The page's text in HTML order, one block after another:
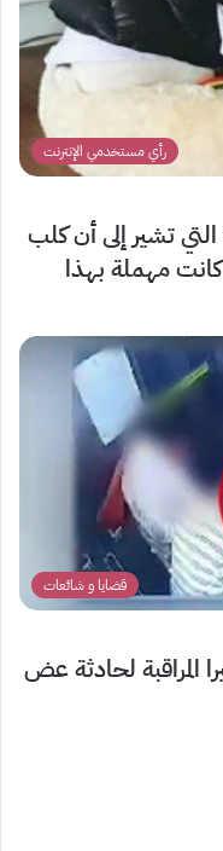
رأي مستخدمي الإنترنت
تشير إلى أن كلب
مهملة بهذا
قضايا و شائعات
المراقبة لحادثة عض